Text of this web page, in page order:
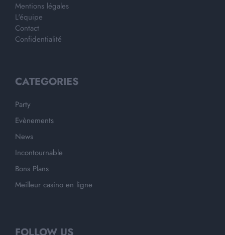
Mentions légales
L'équipe
Contact
Confidentialité
CATEGORIES
Party
Evènements
News
Incontournable
Bons Plans
Meilleur casino en ligne